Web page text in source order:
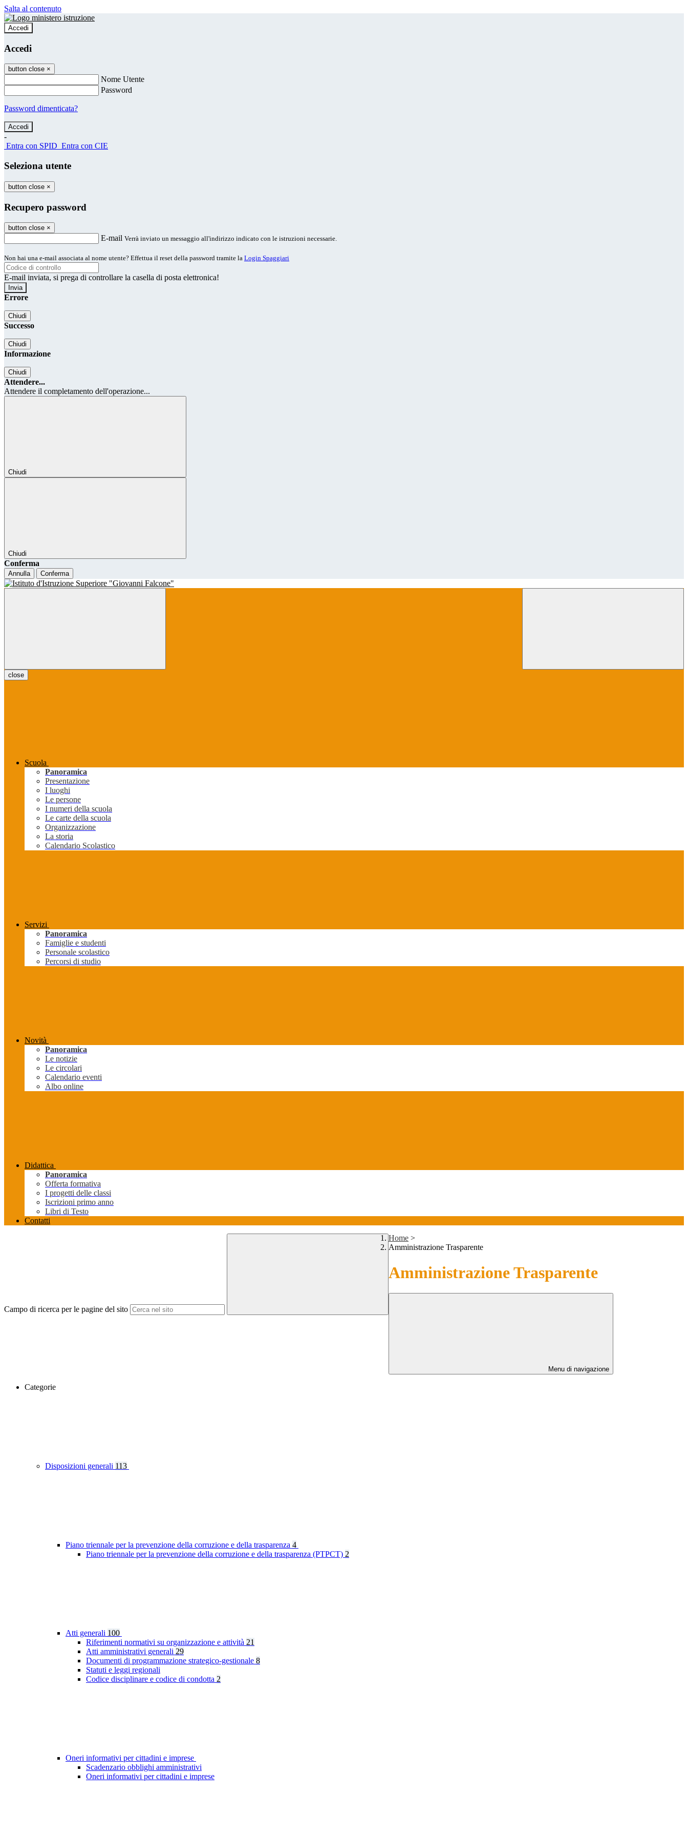
Salta al contenuto
Accedi
Accedi
button close ×
Nome Utente
Password
Password dimenticata?
-
Entra con SPID Entra con CIE
Seleziona utente
button close ×
Recupero password
button close ×
E-mail Verrà inviato un messaggio all'indirizzo indicato con le istruzioni necessarie.
Non hai una e-mail associata al nome utente? Effettua il reset della password tramite la Login Spaggiari
E-mail inviata, si prega di controllare la casella di posta elettronica!
Errore
Chiudi
Successo
Chiudi
Informazione
Chiudi
Attendere...
Attendere il completamento dell'operazione...
Chiudi
Chiudi
Conferma
Annulla Conferma
close
Scuola
Panoramica
Presentazione
I luoghi
Le persone
I numeri della scuola
Le carte della scuola
Organizzazione
La storia
Calendario Scolastico
Servizi
Panoramica
Famiglie e studenti
Personale scolastico
Percorsi di studio
Novità
Panoramica
Le notizie
Le circolari
Calendario eventi
Albo online
Didattica
Panoramica
Offerta formativa
I progetti delle classi
Iscrizioni primo anno
Libri di Testo
Contatti
Campo di ricerca per le pagine del sito
Home >
Amministrazione Trasparente
Amministrazione Trasparente
Menu di navigazione
Categorie
Disposizioni generali 113
Piano triennale per la prevenzione della corruzione e della trasparenza 4
Piano triennale per la prevenzione della corruzione e della trasparenza (PTPCT) 2
Atti generali 100
Riferimenti normativi su organizzazione e attività 21
Atti amministrativi generali 29
Documenti di programmazione strategico-gestionale 8
Statuti e leggi regionali
Codice disciplinare e codice di condotta 2
Oneri informativi per cittadini e imprese
Scadenzario obblighi amministrativi
Oneri informativi per cittadini e imprese